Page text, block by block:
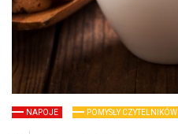
NAPOJE POMYSŁY CZYTELNIKÓW